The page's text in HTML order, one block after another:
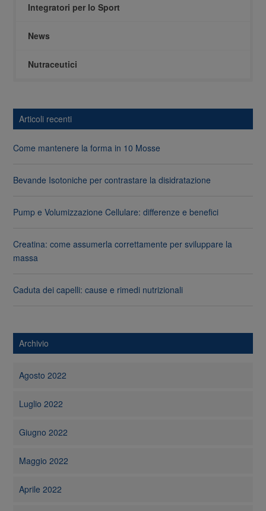
Integratori per lo Sport
News
Nutraceutici
Articoli recenti
Come mantenere la forma in 10 Mosse
Bevande Isotoniche per contrastare la disidratazione
Pump e Volumizzazione Cellulare: differenze e benefici
Creatina: come assumerla correttamente per sviluppare la
massa
Caduta dei capelli: cause e rimedi nutrizionali
Archivio
Agosto 2022
Luglio 2022
Giugno 2022
Maggio 2022
Aprile 2022